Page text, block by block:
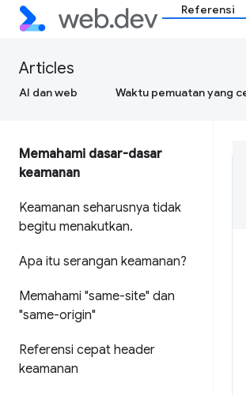
Referensi
Articles
AI dan web Waktu pemuatan yang
Memahami dasar-dasar
keamanan
Keamanan seharusnya tidak
begitu menakutkan.
Apa itu serangan keamanan?
Memahami "same-site" dan
"same-origin"
Referensi cepat header
keamanan